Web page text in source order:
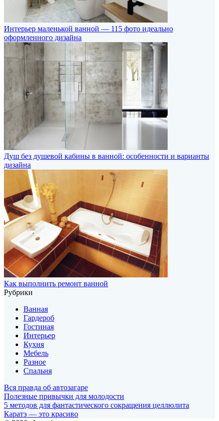
Интерьер маленькой ванной — 115 фото идеально
оформленного дизайна
Душ без душевой кабины в ванной: особенности и варианты
дизайна
Как выполнить ремонт ванной
Рубрики
Ванная
Гардероб
Гостиная
Интерьер
Кухня
Мебель
Разное
Спальня
Вся правда об автозагаре
Полезные привычки для молодости
5 методов для фантастического сокращения целлюлита
Каратэ — это красиво